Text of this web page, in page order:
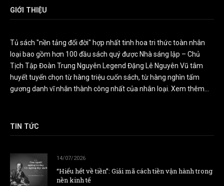
GIỚI THIỆU
Tủ sách "nền tảng đổi đời" hợp nhất tinh hoa tri thức toàn nhân
loại bao gồm hơn 100 đầu sách quý được Nhà sáng lập – Chủ
Tịch Tập Đoàn Trung Nguyên Legend Đặng Lê Nguyên Vũ tâm
huyết tuyển chọn từ hàng triệu cuốn sách, từ hàng nghìn tấm
gương danh vĩ nhân thành công nhất của nhân loại. Xem thêm...
TIN TỨC
14/07/2026
“Hiểu hết về tiền”: Giải mã cách tiền vận hành trong
nền kinh tế